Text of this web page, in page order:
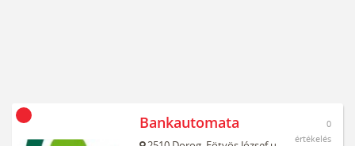
Bankautomata
0
értékelés